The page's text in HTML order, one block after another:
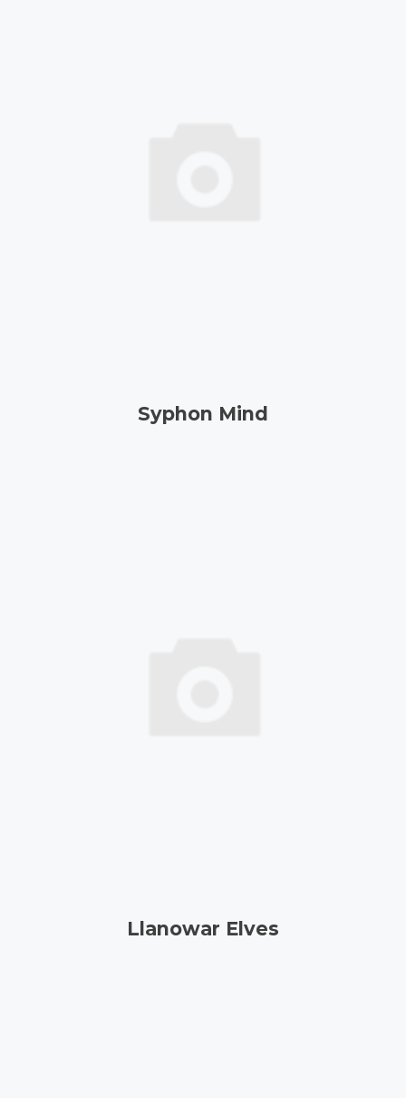
Syphon Mind
Llanowar Elves